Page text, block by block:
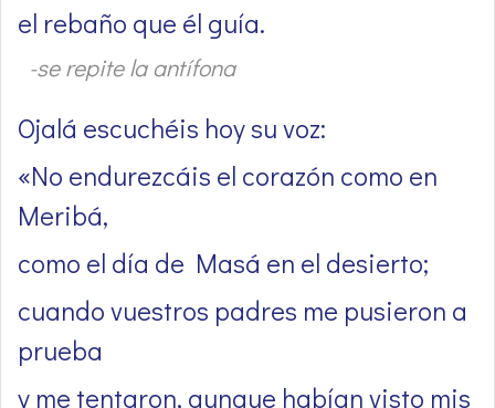
el rebaño que él guía.
-se repite la antífona
Ojalá escuchéis hoy su voz:
«No endurezcáis el corazón como en
Meribá,
como el día de Masá en el desierto;
cuando vuestros padres me pusieron a
prueba
y me tentaron, aunque habían visto mis